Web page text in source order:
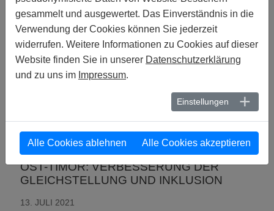
PHILIPPINEN: HASSVERBRECHEN
GEGEN LGBTQI+ IN BARMM DÜRFEN
NICHT UNGESTRAFT BLEIBEN
06. SEPTEMBER 2021
MELDUNGEN | GHANA :
GHANA: ANTI-LGBTI GESETZ SCHÜRT
23. JULI 2021
MELDUNGEN | OST-TIMOR :
OST-TIMOR: VERBESSERUNG DER
GLEICHSTELLUNG UND INKLUSION
13. JULI 2021
gesammelt und ausgewertet. Das Einverständnis in die
Verwendung der Cookies können Sie jederzeit
widerrufen. Weitere Informationen zu Cookies auf dieser
Website finden Sie in unserer Datenschutzerklärung
und zu uns im Impressum.
Einstellungen
Alle Cookies ablehnen Alle Cookies akzeptieren